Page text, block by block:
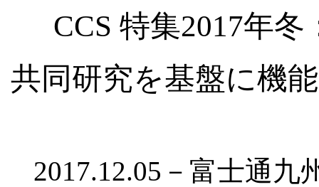
CCS 特集2017年
共同研究を基盤に機
2017.12.05－富士通九